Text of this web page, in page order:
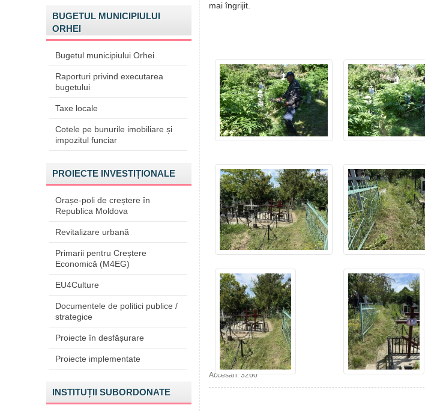
BUGETUL MUNICIPIULUI
ORHEI
Bugetul municipiului Orhei
Raporturi privind executarea
bugetului
Taxe locale
Cotele pe bunurile imobiliare și
impozitul funciar
PROIECTE INVESTIȚIONALE
Orașe-poli de creștere în
Republica Moldova
Revitalizare urbană
Primarii pentru Creștere
Economică (M4EG)
EU4Culture
Documentele de politici publice /
strategice
Proiecte în desfășurare
Proiecte implementate
INSTITUȚII SUBORDONATE
mai îngrijit.
Accesări: 3260